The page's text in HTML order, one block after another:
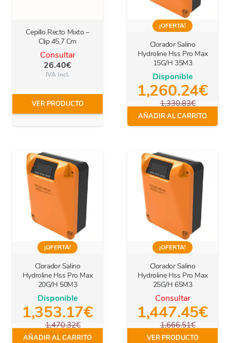
Cepillo Recto Mixto –
Clip 45,7 Cm
Consultar
26.40€
IVA Incl.
VER PRODUCTO
¡OFERTA!
Clorador Salino
Hydroline Hss Pro Max
15G/H 35M3
Disponible
1,260.24€
1,330.83€
IVA Incl.
AÑADIR AL CARRITO
¡OFERTA!
Clorador Salino
Hydroline Hss Pro Max
20G/H 50M3
Disponible
1,353.17€
1,470.32€
IVA Incl.
AÑADIR AL CARRITO
¡OFERTA!
Clorador Salino
Hydroline Hss Pro Max
25G/H 65M3
Consultar
1,447.45€
1,666.51€
IVA Incl.
VER PRODUCTO